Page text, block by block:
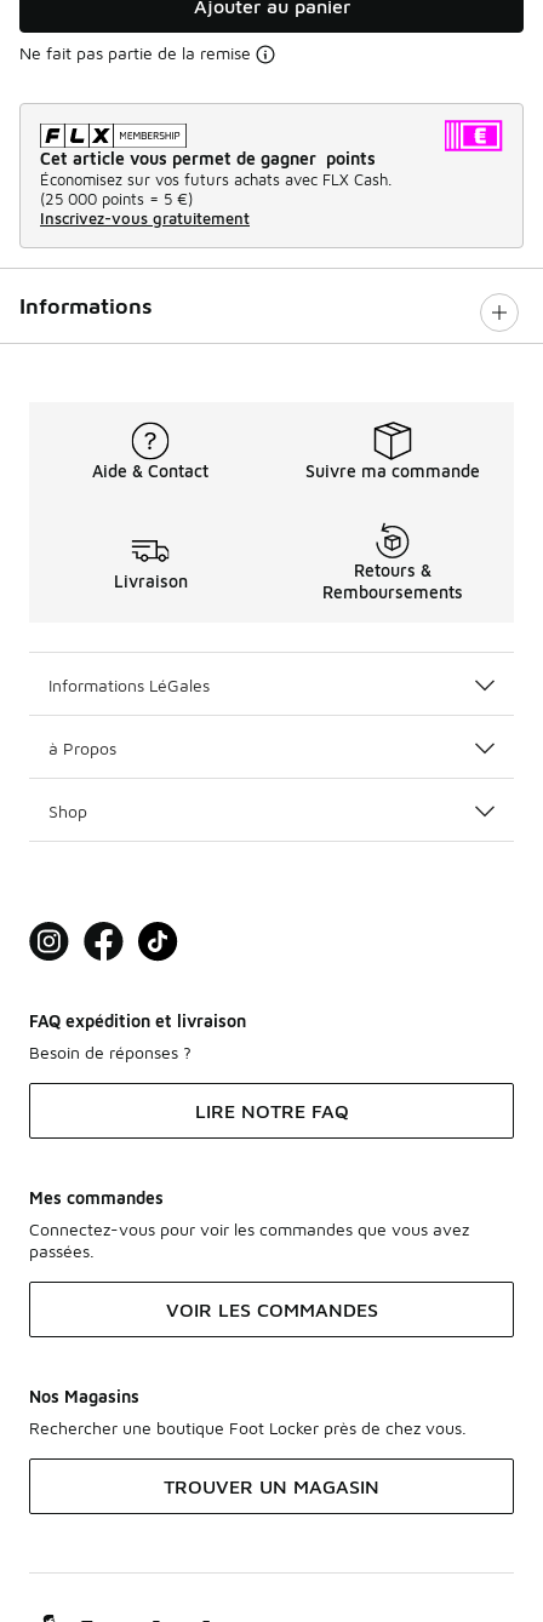
Ajouter au panier
Ne fait pas partie de la remise
Cet article vous permet de gagner points
Économisez sur vos futurs achats avec FLX Cash.
(25 000 points = 5 €)
Inscrivez-vous gratuitement
Informations
Aide & Contact Suivre ma commande
Livraison
Retours &
Remboursements
Informations LéGales
à Propos
Shop
FAQ expédition et livraison
Besoin de réponses ?
LIRE NOTRE FAQ
Mes commandes
Connectez-vous pour voir les commandes que vous avez
passées.
VOIR LES COMMANDES
Nos Magasins
Rechercher une boutique Foot Locker près de chez vous.
TROUVER UN MAGASIN